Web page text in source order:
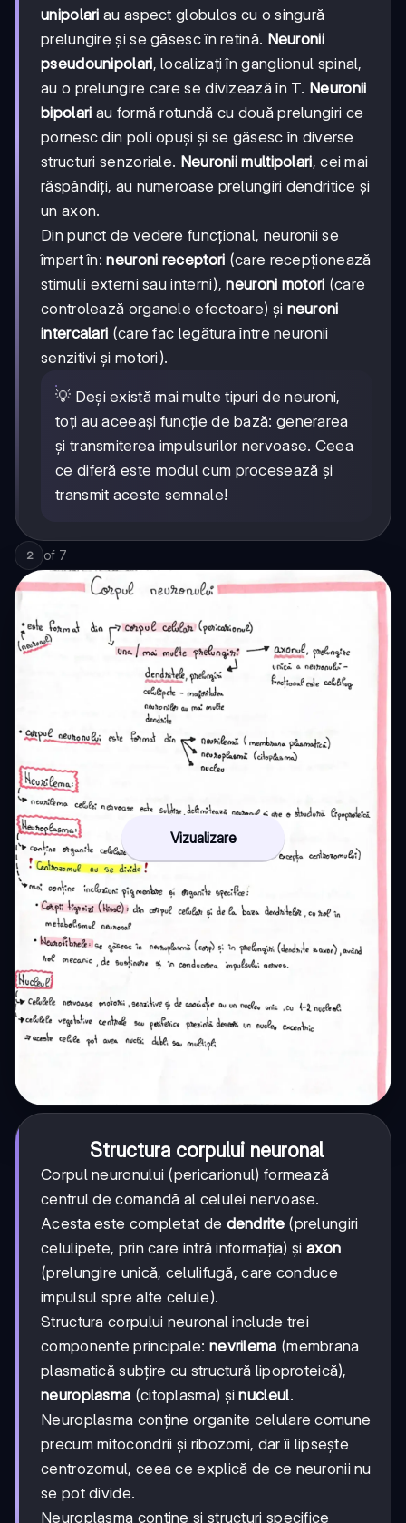
unipolari au aspect globulos cu o singură
prelungire și se găsesc în retină. Neuronii
pseudounipolari, localizați în ganglionul spinal,
au o prelungire care se divizează în T. Neuronii
bipolari au formă rotundă cu două prelungiri ce
pornesc din poli opuși și se găsesc în diverse
structuri senzoriale. Neuronii multipolari, cei mai
răspândiți, au numeroase prelungiri dendritice și
un axon.
Din punct de vedere funcțional, neuronii se
împart în:neuroni receptori (care recepționează
stimulii externi sau interni),neuroni motori (care
controlează organele efectoare) și neuroni
intercalari (care fac legătura între neuronii
senzitivi și motori).
💡 Deși există mai multe tipuri de neuroni,
toți au aceeași funcție de bază: generarea
și transmiterea impulsurilor nervoase. Ceea
ce diferă este modul cum procesează și
transmit aceste semnale!
2 of 7
Vizualizare
Structura corpului neuronal
Corpul neuronului (pericarionul) formează
centrul de comandă al celulei nervoase.
Acesta este completat de dendrite(prelungiri
celulipete, prin care intră informația) și axon
(prelungire unică, celulifugă, care conduce
impulsul spre alte celule).
Structura corpului neuronal include trei
componente principale: nevrilema (membrana
plasmatică subțire cu structură lipoproteică),
neuroplasma (citoplasma) șinucleul.
Neuroplasma conține organite celulare comune
precum mitocondrii și ribozomi, dar îi lipsește
centrozomul, ceea ce explică de ce neuronii nu
se pot divide.
Neuroplasma conține și structuri specifice